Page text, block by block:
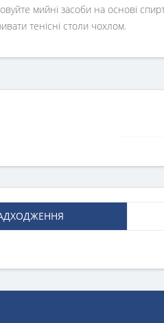
мийні засоби на основі
тенісні столи чохлом.